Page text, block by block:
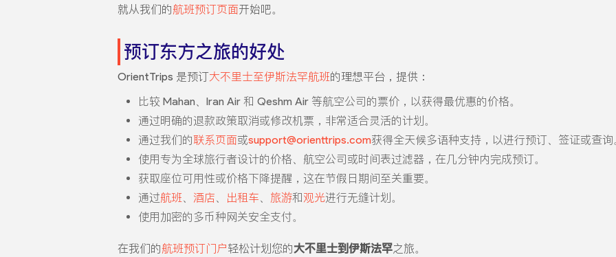
就从我们的航班预订页面开始吧。
预订东方之旅的好处
OrientTrips 是预订大不里士至伊斯法罕航班的理想平台，提供：
比较 Mahan、Iran Air 和 Qeshm Air 等航空公司的票价，以获得最优惠的价格。
通过明确的退款政策取消或修改机票，非常适合灵活的计划。
通过我们的联系页面或support@orienttrips.com获得全天候多语种支持，以进行预订、签证或查询
使用专为全球旅行者设计的价格、航空公司或时间表过滤器，在几分钟内完成预订。
获取座位可用性或价格下降提醒，这在节假日期间至关重要。
通过航班、 酒店、 出租车、 旅游和观光进行无缝计划。
使用加密的多币种网关安全支付。
在我们的航班预订门户轻松计划您的大不里士到伊斯法罕之旅。